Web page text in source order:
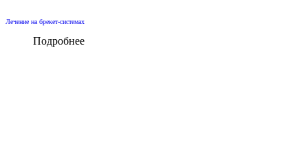
Лечение на брекет-системах
Подробнее